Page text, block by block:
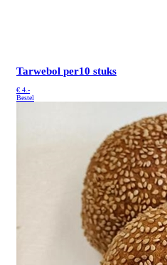
Tarwebol per10 stuks
€ 4.-
Bestel